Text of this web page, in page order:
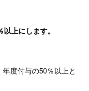
上にします。
度付与の50％以上と